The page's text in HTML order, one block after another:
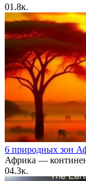
01.8к.
6 природных зон
Африка —
04.3к.